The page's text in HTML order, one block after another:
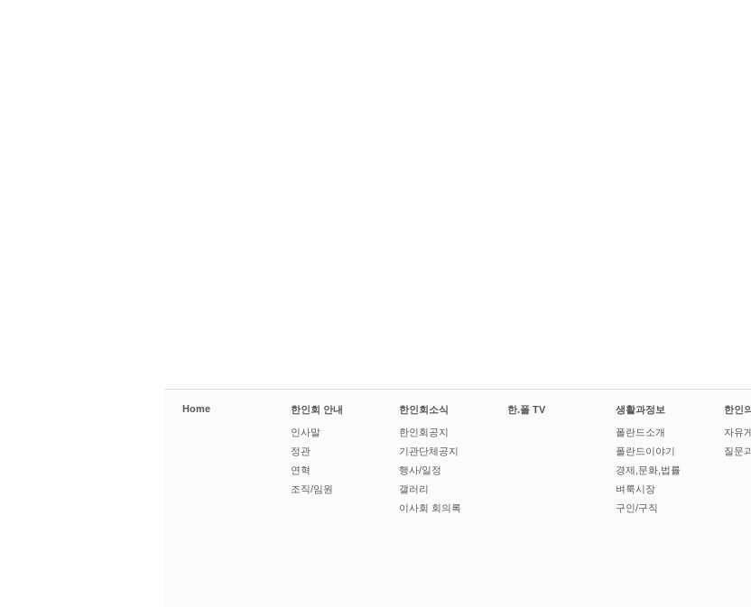
Home 한인회 안내
인사말
정관
연혁
조직/임원
한인회소식
한인회공지
기관단체공지
행사/일정
갤러리
이사회 회의록
한.폴 TV 생활과정보
폴란드소개
폴란드이야기
경제,문화,법률
벼룩시장
구인/구직
한인
자유
질문